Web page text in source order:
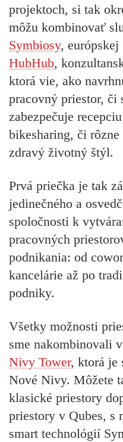
projektoch, si tak
môžu kombinovať
Symbiosy,
HubHub,
ktorá vie, ako
pracovný priestor, či
zabezpečuje
bikesharing, či
zdravý životný štýl.
Prvá priečka je tak
jedinečného a
spoločnosti k
pracovných
podnikania: od
kancelárie až po
podniky.
Všetky možnosti
sme nakombinovali
Nivy Tower, ktorá je
Nové Nivy. Môžete
klasické priestory
priestory v Qubes, s
smart technológií